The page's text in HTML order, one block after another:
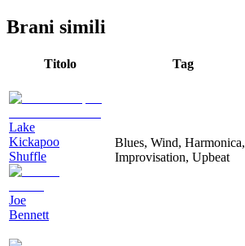
Brani simili
Titolo Tag
Lake
Kickapoo
Shuffle
Joe
Bennett
Blues, Wind, Harmonica,
Improvisation, Upbeat